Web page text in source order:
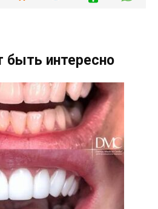
интересно